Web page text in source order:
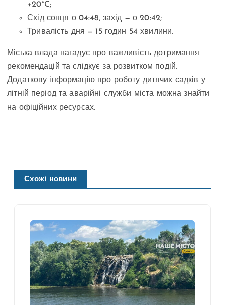
+20°C;
Схід сонця о 04:48, захід — о 20:42;
Тривалість дня — 15 годин 54 хвилини.
Міська влада нагадує про важливість дотримання
рекомендацій та слідкує за розвитком подій.
Додаткову інформацію про роботу дитячих садків у
літній період та аварійні служби міста можна знайти
на офіційних ресурсах.
Схожі новини